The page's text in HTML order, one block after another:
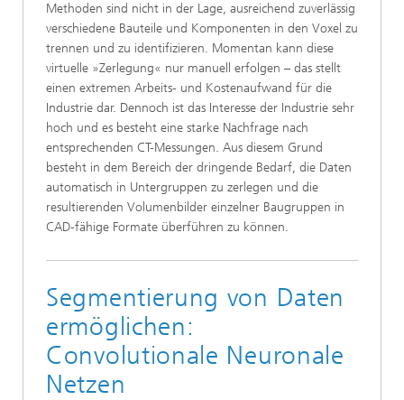
Methoden sind nicht in der Lage, ausreichend zuverlässig
verschiedene Bauteile und Komponenten in den Voxel zu
trennen und zu identifizieren. Momentan kann diese
virtuelle »Zerlegung« nur manuell erfolgen – das stellt
einen extremen Arbeits- und Kostenaufwand für die
Industrie dar. Dennoch ist das Interesse der Industrie sehr
hoch und es besteht eine starke Nachfrage nach
entsprechenden CT-Messungen. Aus diesem Grund
besteht in dem Bereich der dringende Bedarf, die Daten
automatisch in Untergruppen zu zerlegen und die
resultierenden Volumenbilder einzelner Baugruppen in
CAD-fähige Formate überführen zu können.
Segmentierung von Daten
ermöglichen:
Convolutionale Neuronale
Netzen